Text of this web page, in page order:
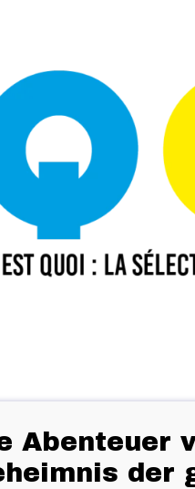
Abenteuer
der